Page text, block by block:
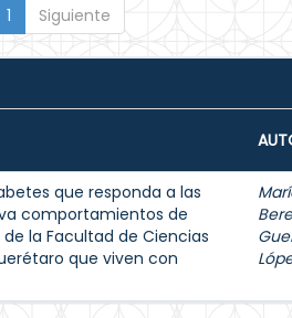
1 Siguiente
que responda a las
comportamientos de
la Facultad de Ciencias
que viven con